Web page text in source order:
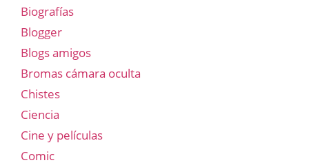
Biografías
Blogger
Blogs amigos
Bromas cámara oculta
Chistes
Ciencia
Cine y películas
Comic